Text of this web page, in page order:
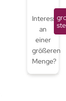
Interessiert
an
einer
größeren
Menge?